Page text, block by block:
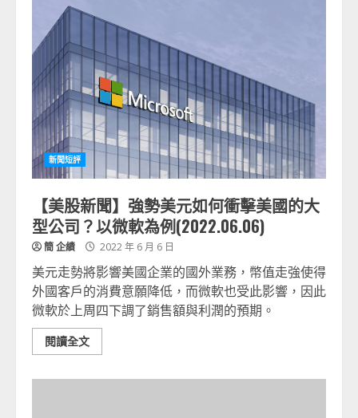
新聞短評
【美股新聞】強勢美元如何衝擊美國的大
型公司？以微軟為例(2022.06.06)
簡 企績 2022 年 6 月 6 日
美元走勢將影響美國企業的國外業務，幣值走強使得
外國客戶的消費意願降低，而微軟也受此影響，因此
微軟於上周四下調了銷售額與利潤的預期。
閱讀全文